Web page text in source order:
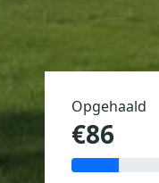
Opgehaald
€86